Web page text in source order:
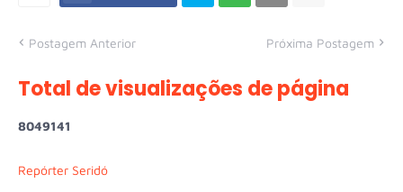
Postagem Anterior Próxima Postagem
Total de visualizações de página
8049141
Repórter Seridó